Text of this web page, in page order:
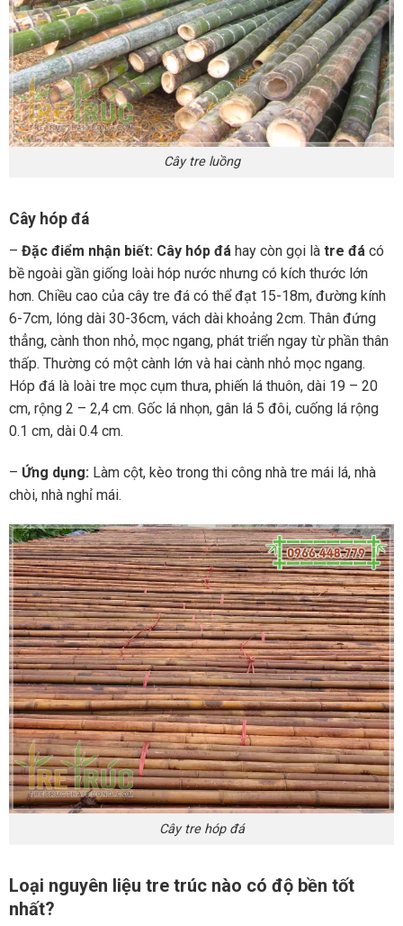
Cây tre luồng
Cây hóp đá
– Đặc điểm nhận biết: Cây hóp đá hay còn gọi là tre đá có
bề ngoài gần giống loài hóp nước nhưng có kích thước lớn
hơn. Chiều cao của cây tre đá có thể đạt 15-18m, đường kính
6-7cm, lóng dài 30-36cm, vách dài khoảng 2cm. Thân đứng
thẳng, cành thon nhỏ, mọc ngang, phát triển ngay từ phần thân
thấp. Thường có một cành lớn và hai cành nhỏ mọc ngang.
Hóp đá là loài tre mọc cụm thưa, phiến lá thuôn, dài 19 – 20
cm, rộng 2 – 2,4 cm. Gốc lá nhọn, gân lá 5 đôi, cuống lá rộng
0.1 cm, dài 0.4 cm.
– Ứng dụng: Làm cột, kèo trong thi công nhà tre mái lá, nhà
chòi, nhà nghỉ mái.
Cây tre hóp đá
Loại nguyên liệu tre trúc nào có độ bền tốt
nhất?